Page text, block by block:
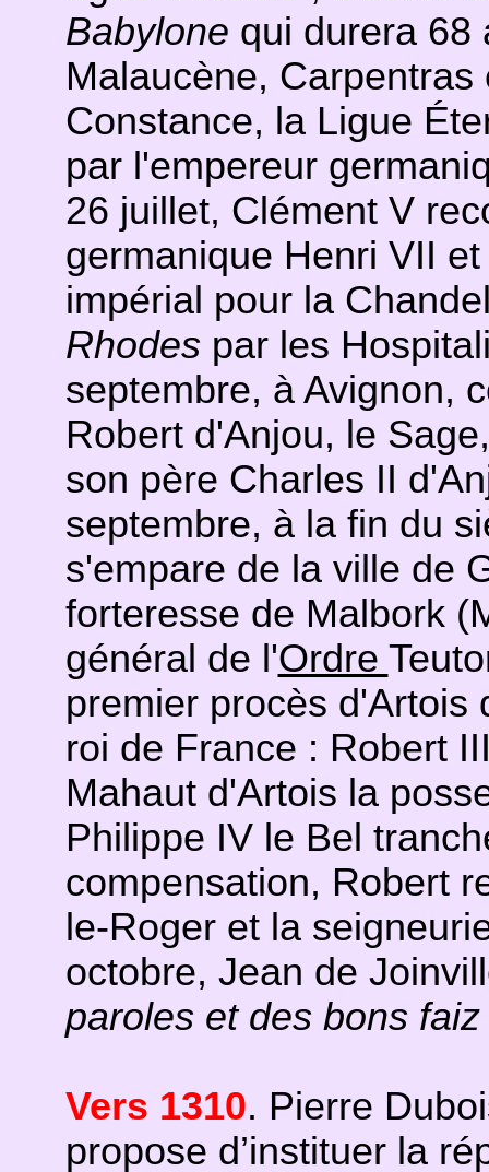
Babylone qui durera 68
Malaucène,
Constance, la Ligue
par l'empereur
26 juillet, Clément V
germanique Henri VII
impérial pour la
Rhodespar les
septembre, à Avignon,
Robert d'Anjou, le
son père Charles II
septembre, à la fin du
s'empare de la ville de
forteresse de Malbork
général de l'Ordre
premier procès d'Artois
roi de France : Robert
Mahaut d'Artois la
Philippe IV le Bel
compensation, Robert
le-Roger et la
octobre, Jean de
paroles et des bons
Vers 1310. Pierre
propose d’instituer la